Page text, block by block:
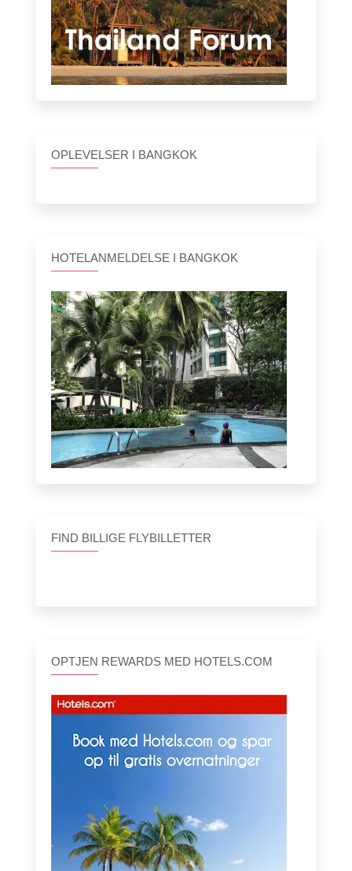
OPLEVELSER I BANGKOK
HOTELANMELDELSE I BANGKOK
FIND BILLIGE FLYBILLETTER
OPTJEN REWARDS MED HOTELS.COM